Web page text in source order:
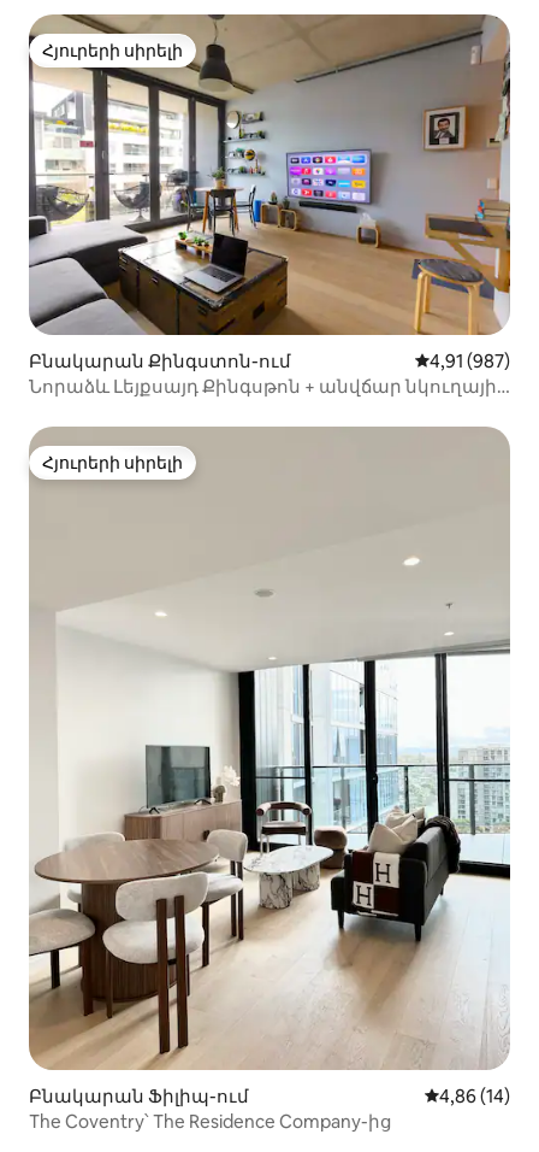
տարածք, տրամվայից 5 րոպե հեռավորության
վրա, Կանբերա Սիթիի հարևանությամբ, ANU-ի
մոտակայքում
Հյուրերի սիրելի
Հյուրերի սիրելի
Բնակարան Քինգստոն-ում Միջին
4,91 (987)
Նորաձև Լեյքսայդ Քինգսթոն + անվճար նկուղային
Հյուրերի սիրելի
Հյուրերի սիրելի
Բնակարան Ֆիլիպ-ում Միջին
4,86 (14)
The Coventry՝ The Residence Company-ից